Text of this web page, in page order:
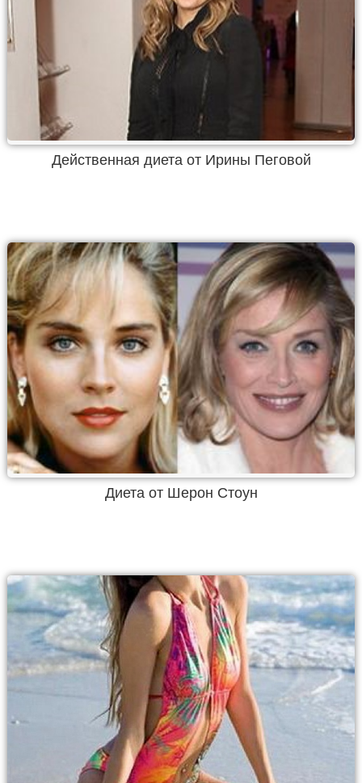
Действенная диета от Ирины Пеговой
Диета от Шерон Стоун